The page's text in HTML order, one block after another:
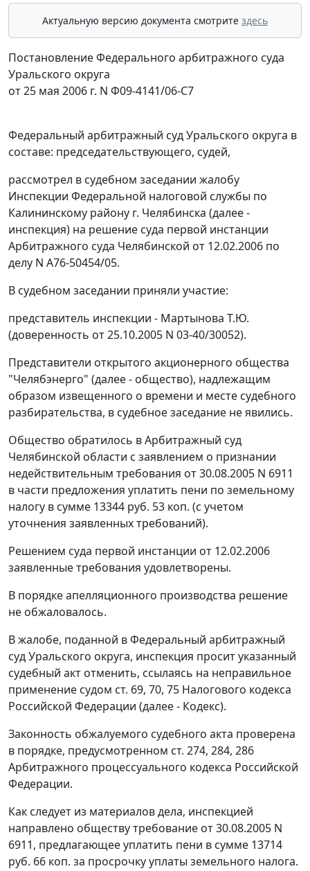
Актуальную версию документа смотрите здесь
Постановление Федерального арбитражного суда
Уральского округа
от 25 мая 2006 г. N Ф09-4141/06-С7
Федеральный арбитражный суд Уральского округа в
составе: председательствующего, судей,
рассмотрел в судебном заседании жалобу
Инспекции Федеральной налоговой службы по
Калининскому району г. Челябинска (далее -
инспекция) на решение суда первой инстанции
Арбитражного суда Челябинской от 12.02.2006 по
делу N А76-50454/05.
В судебном заседании приняли участие:
представитель инспекции - Мартынова Т.Ю.
(доверенность от 25.10.2005 N 03-40/30052).
Представители открытого акционерного общества
"Челябэнерго" (далее - общество), надлежащим
образом извещенного о времени и месте судебного
разбирательства, в судебное заседание не явились.
Общество обратилось в Арбитражный суд
Челябинской области с заявлением о признании
недействительным требования от 30.08.2005 N 6911
в части предложения уплатить пени по земельному
налогу в сумме 13344 руб. 53 коп. (с учетом
уточнения заявленных требований).
Решением суда первой инстанции от 12.02.2006
заявленные требования удовлетворены.
В порядке апелляционного производства решение
не обжаловалось.
В жалобе, поданной в Федеральный арбитражный
суд Уральского округа, инспекция просит указанный
судебный акт отменить, ссылаясь на неправильное
применение судом ст. 69, 70, 75 Налогового кодекса
Российской Федерации (далее - Кодекс).
Законность обжалуемого судебного акта проверена
в порядке, предусмотренном ст. 274, 284, 286
Арбитражного процессуального кодекса Российской
Федерации.
Как следует из материалов дела, инспекцией
направлено обществу требование от 30.08.2005 N
6911, предлагающее уплатить пени в сумме 13714
руб. 66 коп. за просрочку уплаты земельного налога.